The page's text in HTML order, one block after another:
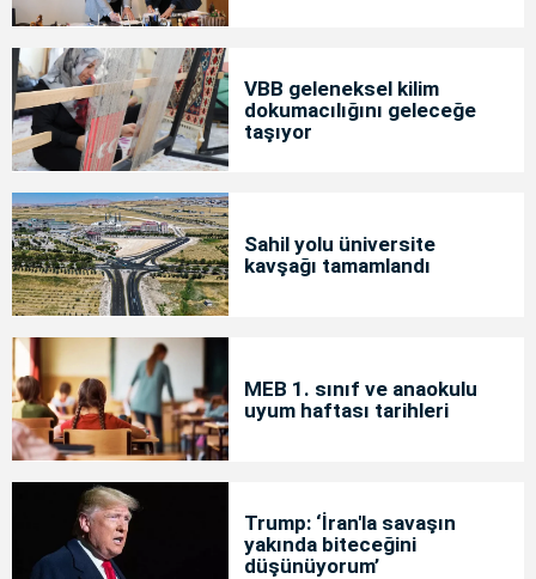
VBB geleneksel kilim
dokumacılığını geleceğe
taşıyor
Sahil yolu üniversite
kavşağı tamamlandı
MEB 1. sınıf ve anaokulu
uyum haftası tarihleri
Trump: ‘İran'la savaşın
yakında biteceğini
düşünüyorum’